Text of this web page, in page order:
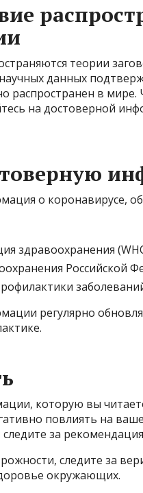
теории
данных
распространен в
на достоверной
о коронавирусе,
здравоохранения
Российской
регулярно
которую вы
повлиять на
за
следите за
окружающих.